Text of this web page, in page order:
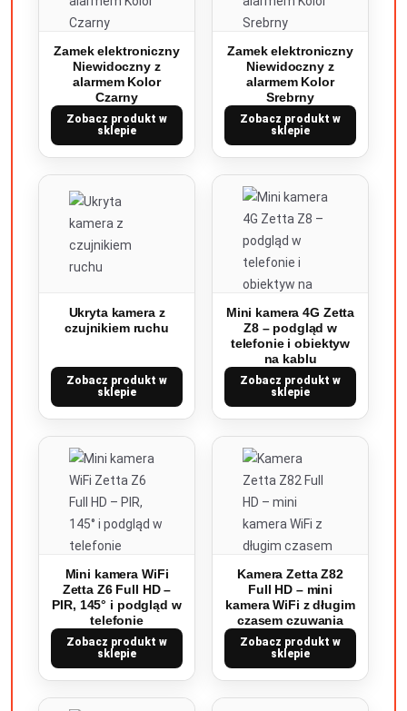
Zamek elektroniczny
Niewidoczny z
alarmem Kolor
Czarny
Zobacz produkt w
sklepie
Zamek elektroniczny
Niewidoczny z
alarmem Kolor
Srebrny
Zobacz produkt w
sklepie
Ukryta kamera z
czujnikiem ruchu
Zobacz produkt w
sklepie
Mini kamera 4G Zetta
Z8 – podgląd w
telefonie i obiektyw
na kablu
Zobacz produkt w
sklepie
Mini kamera WiFi
Zetta Z6 Full HD –
PIR, 145° i podgląd w
telefonie
Zobacz produkt w
sklepie
Kamera Zetta Z82
Full HD – mini
kamera WiFi z długim
czasem czuwania
Zobacz produkt w
sklepie